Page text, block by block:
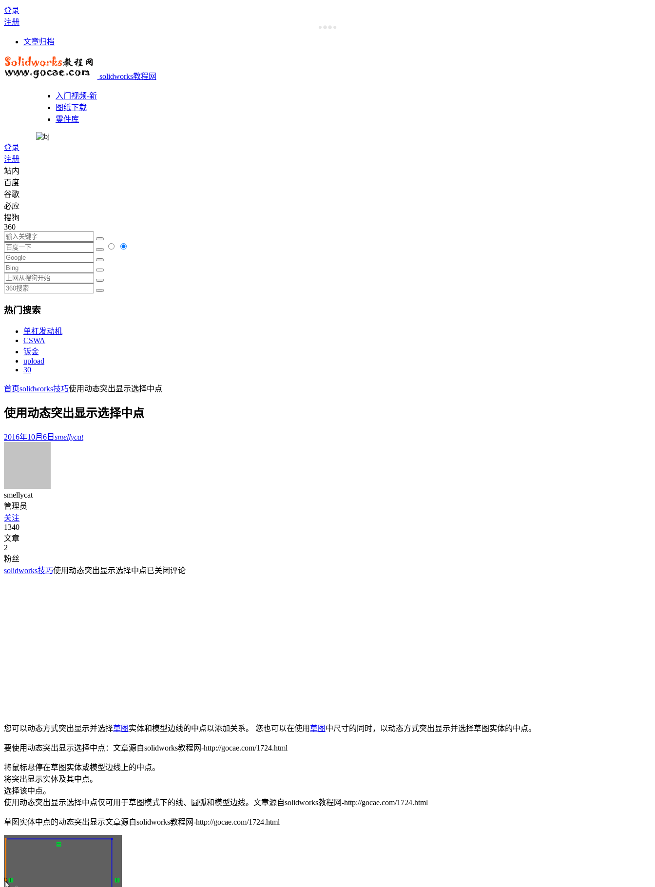
登录
注册
文章归档
solidworks教程网
入门视频-新
图纸下载
零件库
登录
注册
站内
百度
谷歌
必应
搜狗
360
热门搜索
单杠发动机
CSWA
钣金
upload
30
首页solidworks技巧使用动态突出显示选择中点
使用动态突出显示选择中点
2016年10月6日 smellycat
smellycat
管理员
关注
1340
文章
2
粉丝
solidworks技巧使用动态突出显示选择中点已关闭评论
您可以动态方式突出显示并选择草图 实体和模型边线的中点以添加关系。 您也可以在使用草图 中尺寸的同时，以动态方式突出显示并选择草图实体的中点。
要使用动态突出显示选择中点： 文章源自solidworks教程网-http://gocae.com/1724.html
将鼠标悬停在草图实体或模型边线上的中点。
将突出显示实体及其中点。
选择该中点。
使用动态突出显示选择中点仅可用于草图模式下的线、圆弧和模型边线。 文章源自solidworks教程网-http://gocae.com/1724.html
草图实体中点的动态突出显示文章源自solidworks教程网-http://gocae.com/1724.html